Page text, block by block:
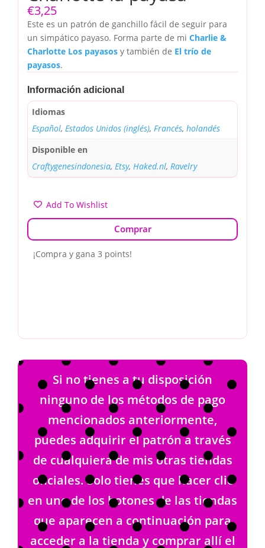
€3,25
Este es un patrón de ganchillo fácil de seguir para
un simpático payaso. Forma parte de mi Charlie &
Charlotte Los payasos y también de El trío de
payasos.
Información adicional
Idiomas
Español, Estados Unidos (inglés), Francés, holandés
Disponible en
Craftygenesindonesia, Etsy, Haked.nl, Ravelry
Add To Wishlist
Comprar
¡Compra y gana 3 points!
Si no tienes a tu disposición
ninguno de los métodos de pago
mencionados anteriormente,
puedes adquirir el patrón a través
de cualquiera de mis otras tiendas
oficiales. Solo tienes que hacer clic
en uno de los botones de las tiendas
que aparecen a continuación para
acceder a la tienda y comprar allí el